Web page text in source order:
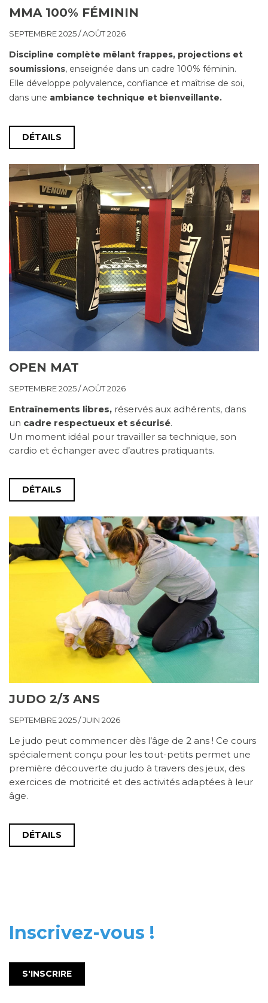
MMA 100% FÉMININ
SEPTEMBRE 2025 / AOÛT 2026
Discipline complète mêlant frappes, projections et
soumissions, enseignée dans un cadre 100% féminin.
Elle développe polyvalence, confiance et maîtrise de soi,
dans une ambiance technique et bienveillante.
DÉTAILS
OPEN MAT
SEPTEMBRE 2025 / AOÛT 2026
Entraînements libres, réservés aux adhérents, dans
un cadre respectueux et sécurisé.
Un moment idéal pour travailler sa technique, son
cardio et échanger avec d’autres pratiquants.
DÉTAILS
JUDO 2/3 ANS
SEPTEMBRE 2025 / JUIN 2026
Le judo peut commencer dès l’âge de 2 ans ! Ce cours
spécialement conçu pour les tout-petits permet une
première découverte du judo à travers des jeux, des
exercices de motricité et des activités adaptées à leur
âge.
DÉTAILS
Inscrivez-vous !
S'INSCRIRE